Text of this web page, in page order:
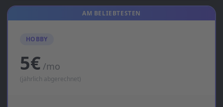
AM BELIEBTESTEN
HOBBY
5€ /mo
(jährlich abgerechnet)